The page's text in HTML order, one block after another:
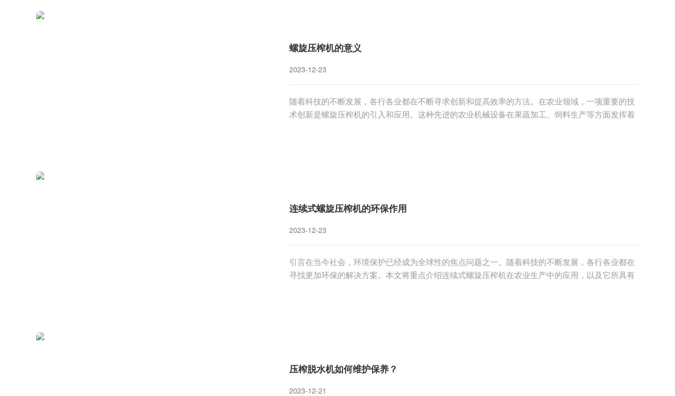
螺旋压榨机的意义
2023-12-23
随着科技的不断发展，各行各业都在不断寻求创新和提高效率的方法。在农业领域，一项重要的技
术创新是螺旋压榨机的引入和应用。这种先进的农业机械设备在果蔬加工、饲料生产等方面发挥着
连续式螺旋压榨机的环保作用
2023-12-23
引言在当今社会，环境保护已经成为全球性的焦点问题之一。随着科技的不断发展，各行各业都在
寻找更加环保的解决方案。本文将重点介绍连续式螺旋压榨机在农业生产中的应用，以及它所具有
压榨脱水机如何维护保养？
2023-12-21